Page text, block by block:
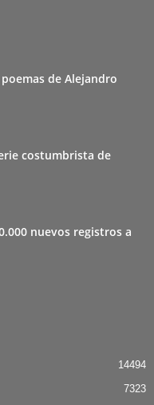
de Alejandro
costumbrista de
nuevos registros a
14494
7323